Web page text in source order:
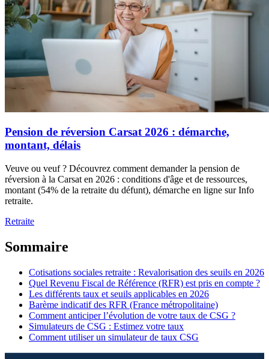
Pension de réversion Carsat 2026 : démarche,
montant, délais
Veuve ou veuf ? Découvrez comment demander la pension de
réversion à la Carsat en 2026 : conditions d'âge et de ressources,
montant (54% de la retraite du défunt), démarche en ligne sur Info
retraite.
Retraite
Sommaire
Cotisations sociales retraite : Revalorisation des seuils en 2026
Quel Revenu Fiscal de Référence (RFR) est pris en compte ?
Les différents taux et seuils applicables en 2026
Barème indicatif des RFR (France métropolitaine)
Comment anticiper l’évolution de votre taux de CSG ?
Simulateurs de CSG : Estimez votre taux
Comment utiliser un simulateur de taux CSG